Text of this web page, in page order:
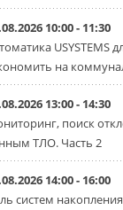
итоги
Новый
3
10:00 - 11:30
USYSTEMS
на
13:00 - 14:30
поиск
ТЛО. Часть 2
14:00 - 16:00
систем